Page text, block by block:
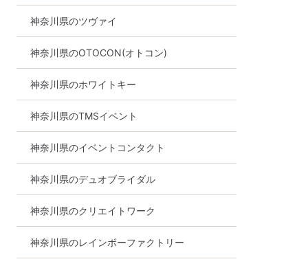
神奈川県のツヴァイ
神奈川県のOTOCON(オトコン)
神奈川県のホワイトキー
神奈川県のTMSイベント
神奈川県のイベントコンタクト
神奈川県のデュオブライダル
神奈川県のクリエイトワーク
神奈川県のレインボーファクトリー